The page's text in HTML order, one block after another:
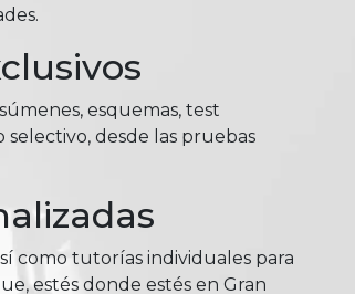
esquemas, test
desde las pruebas
como tutorías individuales para
estés donde estés en Gran